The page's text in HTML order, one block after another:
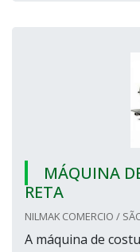
MÁQUINA
RETA
NILMAK COMERCIO /
A máquina de